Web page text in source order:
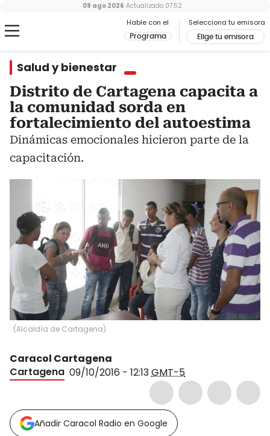
Hable con el
Programa
Selecciona tu emisora
Elige tu emisora
09 ago 2026 Actualizado 07:52
Salud y bienestar
Distrito de Cartagena capacita a
la comunidad sorda en
fortalecimiento del autoestima
Dinámicas emocionales hicieron parte de la
capacitación.
(Alcaldía de Cartagena)
Caracol Cartagena
Cartagena 09/10/2016 - 12:13GMT-5
Añadir Caracol Radio en Google